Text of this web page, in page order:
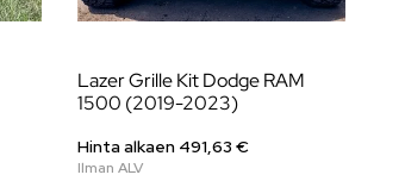
Lazer Grille Kit Dodge RAM
1500 (2019-2023)
Hinta alkaen 491,63€